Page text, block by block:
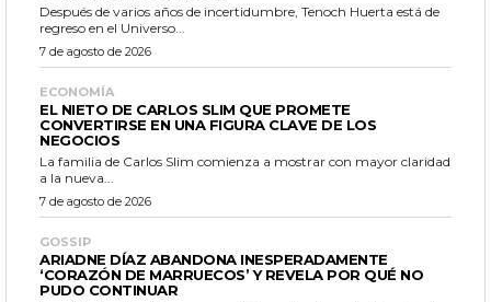
Después de varios años de incertidumbre, Tenoch Huerta está de
regreso en el Universo...
7 de agosto de 2026
ECONOMÍA
EL NIETO DE CARLOS SLIM QUE PROMETE
CONVERTIRSE EN UNA FIGURA CLAVE DE LOS
NEGOCIOS
La familia de Carlos Slim comienza a mostrar con mayor claridad
a la nueva...
7 de agosto de 2026
GOSSIP
ARIADNE DÍAZ ABANDONA INESPERADAMENTE
‘CORAZÓN DE MARRUECOS’ Y REVELA POR QUÉ NO
PUDO CONTINUAR